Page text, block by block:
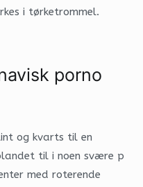
i tørketrommel.
porno
og kvarts til en
til i noen svære p
med roterende